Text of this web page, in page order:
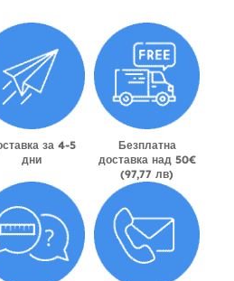
за 4-5
дни
Безплатна
доставка над 50€
(97,77 лв)